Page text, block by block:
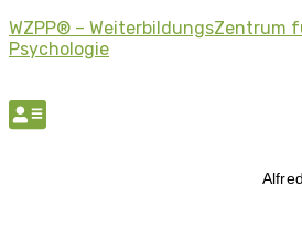
WZPP® – WeiterbildungsZentrum
Psychologie